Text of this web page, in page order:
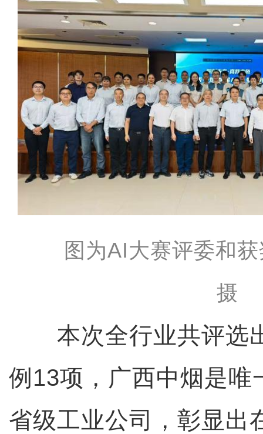
图为AI大赛评委和
摄
本次全行业共评选
例13项，广西中烟是唯
省级工业公司，彰显出